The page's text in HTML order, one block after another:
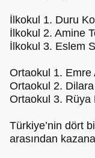
İlkokul 1. Duru
İlkokul 2. Amine
İlkokul 3. Eslem
Ortaokul 1. Emre
Ortaokul 2.
Ortaokul 3. Rüya
Türkiye’nin dört
arasından